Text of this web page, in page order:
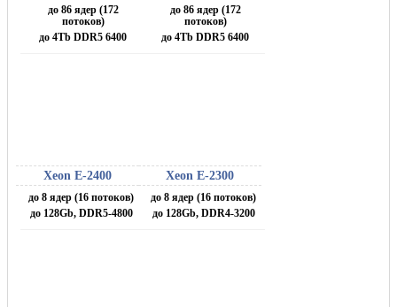
до 86 ядер (172
потоков)
до 4Tb DDR5 6400
до 86 ядер (172
потоков)
до 4Tb DDR5 6400
Xeon E-2400
до 8 ядер (16 потоков)
до 128Gb, DDR5-4800
Xeon E-2300
до 8 ядер (16 потоков)
до 128Gb, DDR4-3200